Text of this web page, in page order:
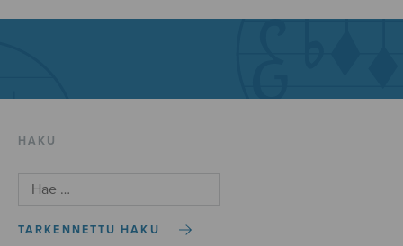
HAKU
TARKENNETTU HAKU